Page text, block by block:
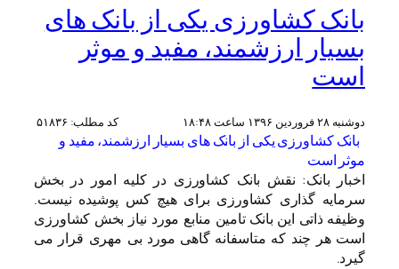
بانک کشاورزی یکی از بانک های
بسیار ارزشمند، مفید و موثر
است
دوشنبه ۲۸ فروردين ۱۳۹۶ ساعت ۱۸:۴۸ کد مطلب: ۵۱۸۳۶
بانک کشاورزی یکی از بانک های بسیار ارزشمند، مفید و
موثر است
اخبار بانک: نقش بانک کشاورزی در کلیه امور در بخش
سرمایه گذاری کشاورزی برای هیچ کس پوشیده نیست.
وظیفه ذاتی این بانک تامین منابع مورد نیاز بخش کشاورزی
است هر چند که متاسفانه گاهی مورد بی مهری قرار می
گیرد.